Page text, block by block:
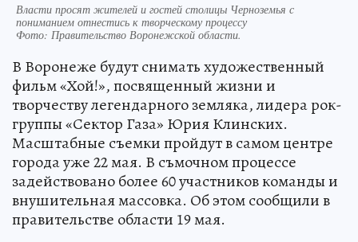
Власти просят жителей и гостей столицы Черноземья с
пониманием отнестись к творческому процессу
Фото: Правительство Воронежской области.
В Воронеже будут снимать художественный
фильм «Хой!», посвященный жизни и
творчеству легендарного земляка, лидера рок-
группы «Сектор Газа» Юрия Клинских.
Масштабные съемки пройдут в самом центре
города уже 22 мая. В съмочном процессе
задействовано более 60 участников команды и
внушительная массовка. Об этом сообщили в
правительстве области 19 мая.